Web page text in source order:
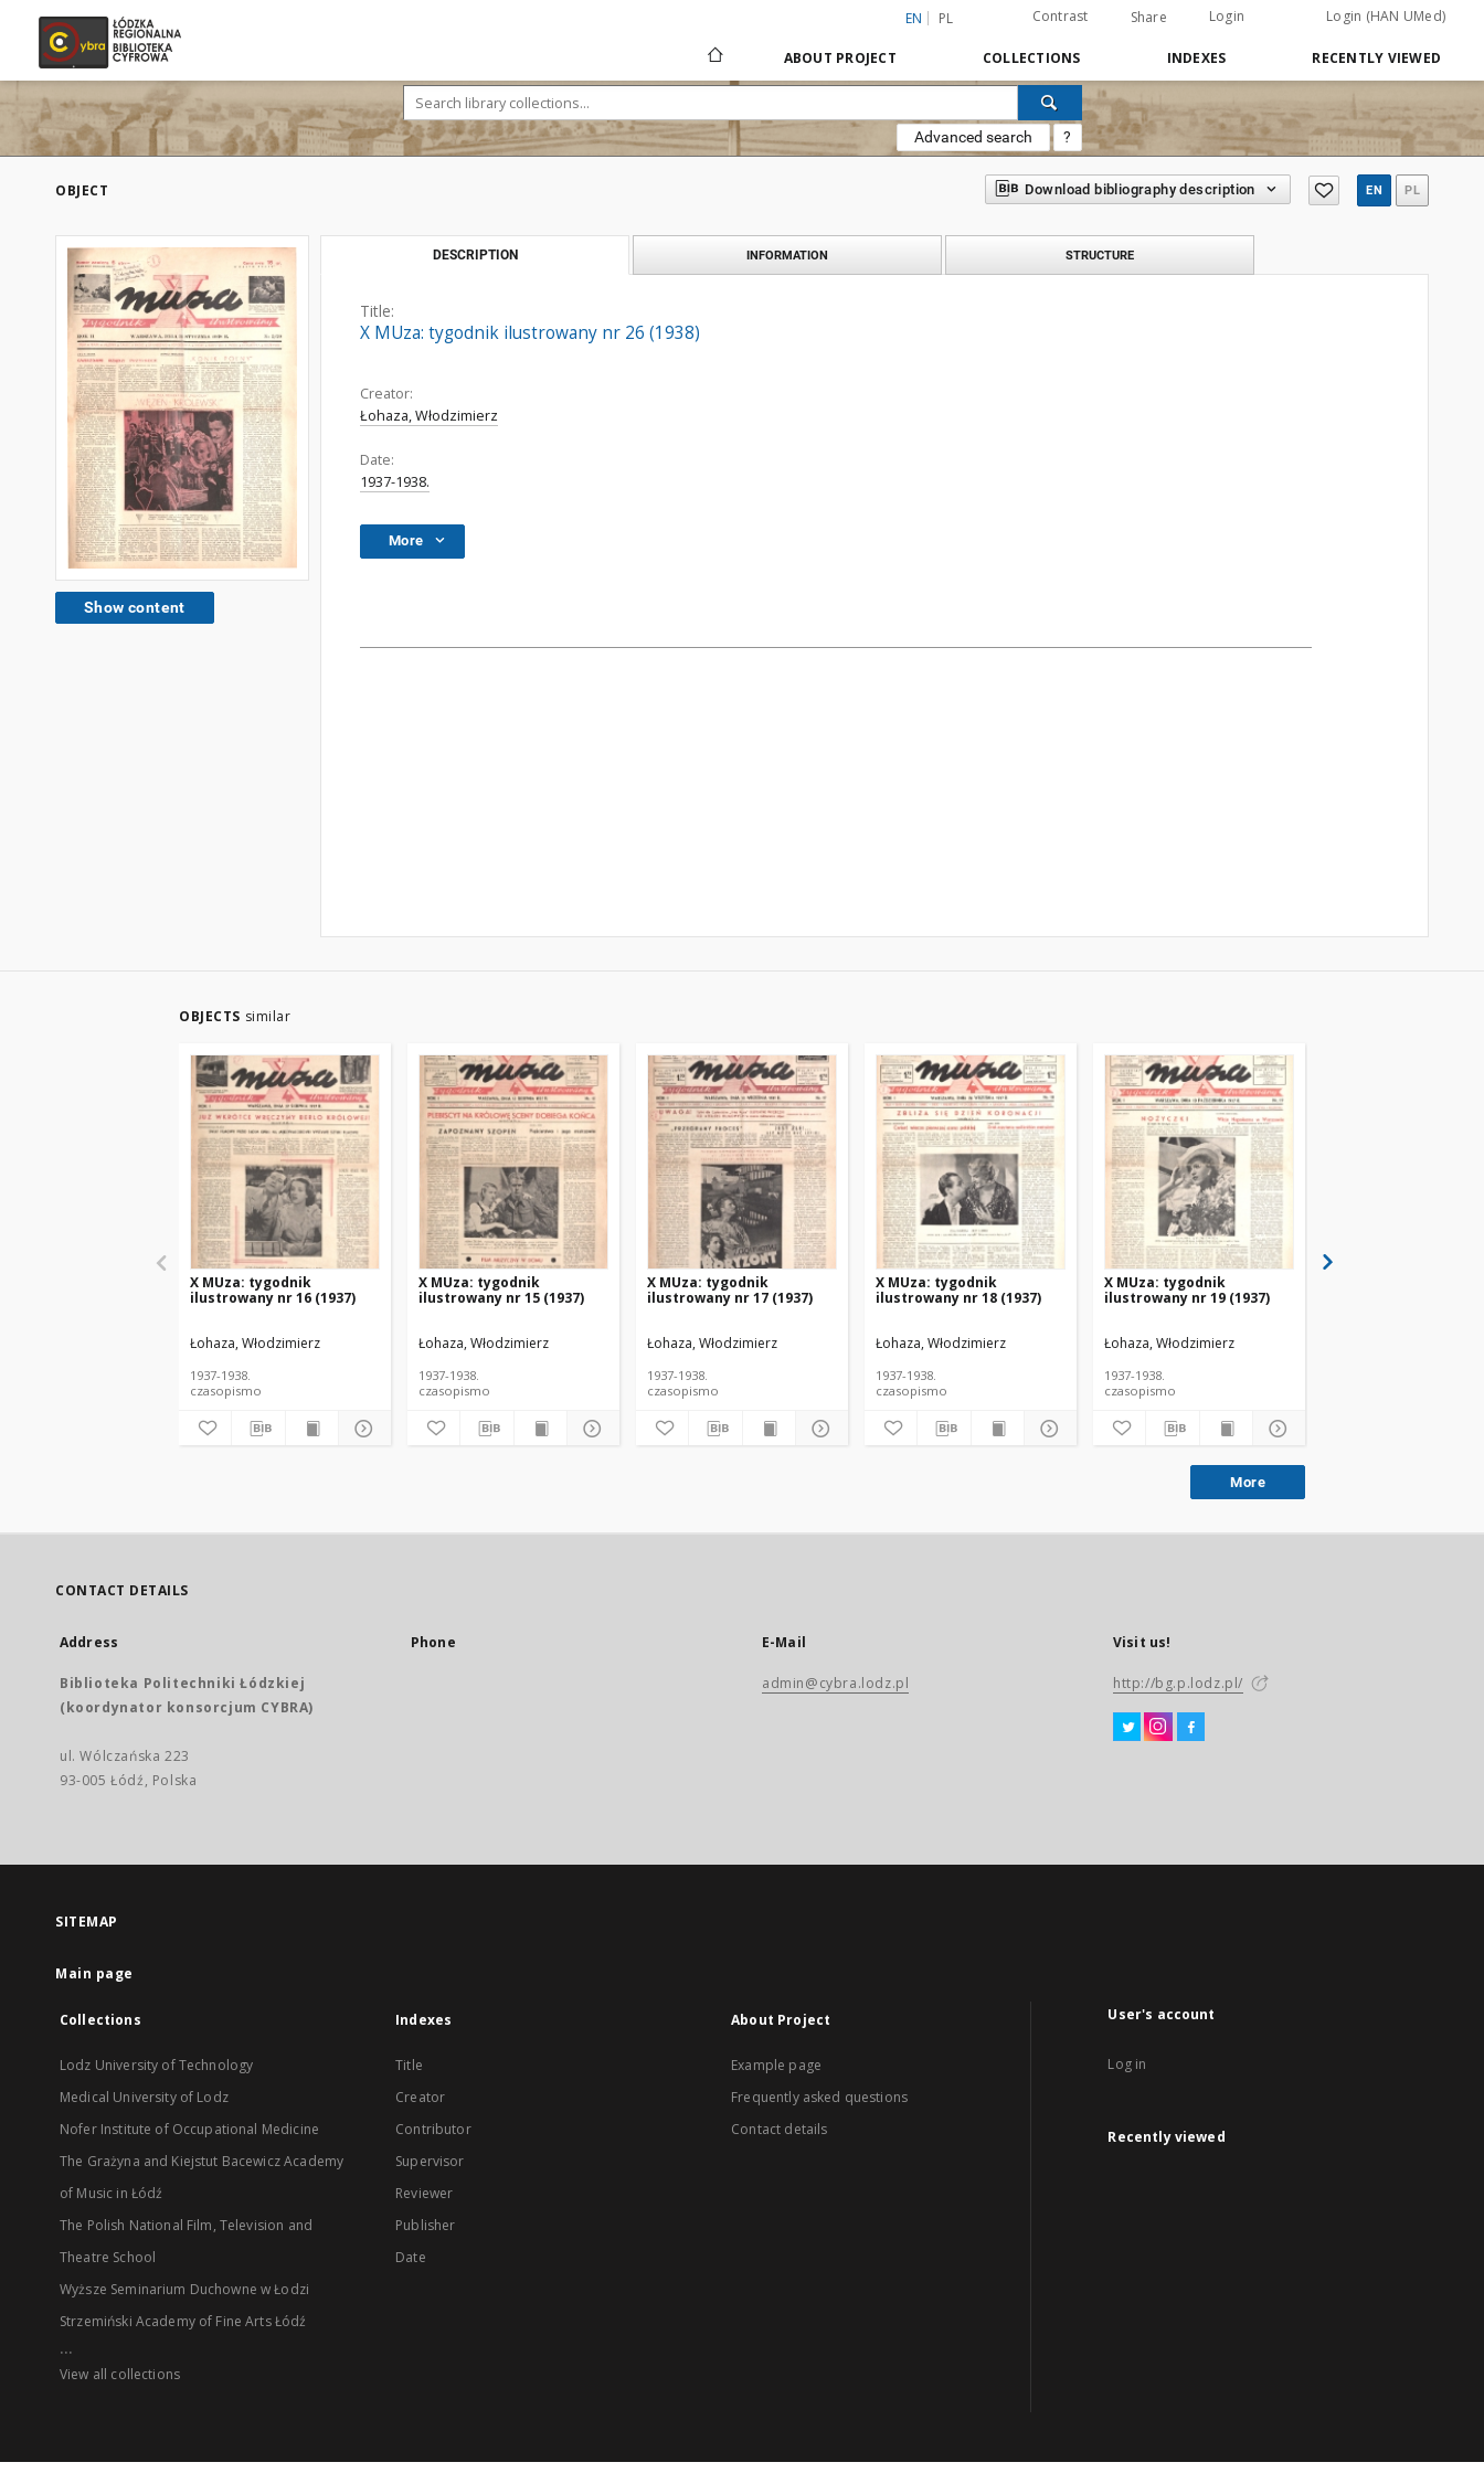
EN PL Contrast Share Login Login (HAN UMed)
ABOUT PROJECT COLLECTIONS INDEXES RECENTLY VIEWED
Advanced search ?
OBJECT Download bibliography description EN PL
Show content
DESCRIPTION INFORMATION STRUCTURE
Title:
X MUza: tygodnik ilustrowany nr 26 (1938)
Creator:
Łohaza, Włodzimierz
Date:
1937-1938.
More
OBJECTS similar
X MUza: tygodnik
ilustrowany nr 16 (1937)
Łohaza, Włodzimierz
1937-1938.
czasopismo
X MUza: tygodnik
ilustrowany nr 15 (1937)
Łohaza, Włodzimierz
1937-1938.
czasopismo
X MUza: tygodnik
ilustrowany nr 17 (1937)
Łohaza, Włodzimierz
1937-1938.
czasopismo
X MUza: tygodnik
ilustrowany nr 18 (1937)
Łohaza, Włodzimierz
1937-1938.
czasopismo
X MUza: tygodnik
ilustrowany nr 19 (1937)
Łohaza, Włodzimierz
1937-1938.
czasopismo
More
CONTACT DETAILS
Address
Biblioteka Politechniki Łódzkiej
(koordynator konsorcjum CYBRA)
ul. Wólczańska 223
93-005 Łódź, Polska
Phone E-Mail
admin@cybra.lodz.pl
Visit us!
http://bg.p.lodz.pl/
SITEMAP
Main page
Collections
Lodz University of Technology
Medical University of Lodz
Nofer Institute of Occupational Medicine
The Grażyna and Kiejstut Bacewicz Academy
of Music in Łódź
The Polish National Film, Television and
Theatre School
Wyższe Seminarium Duchowne w Łodzi
Strzemiński Academy of Fine Arts Łódź
...
View all collections
Indexes
Title
Creator
Contributor
Supervisor
Reviewer
Publisher
Date
About Project
Example page
Frequently asked questions
Contact details
User's account
Log in
Recently viewed